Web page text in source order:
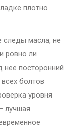
плотно
следы масла, не
ровно ли
нее посторонний
болтов
уровня
лучшая